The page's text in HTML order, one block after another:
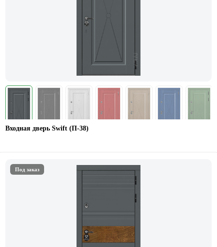
Входная дверь Swift (П-38)
Под заказ